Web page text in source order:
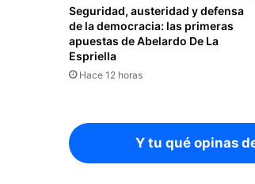
Seguridad, austeridad y defensa
de la democracia: las primeras
apuestas de Abelardo De La
Espriella
Hace 12 horas
Y tu qué opinas